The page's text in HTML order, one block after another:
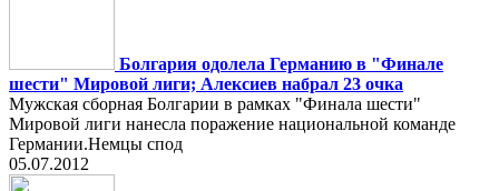
Болгария одолела Германию в "Финале
шести" Мировой лиги; Алексиев набрал 23 очка
Мужская сборная Болгарии в рамках "Финала шести"
Мировой лиги нанесла поражение национальной команде
Германии.Немцы спод
05.07.2012